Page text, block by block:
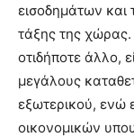
εισοδημάτων και
τάξης της χώρας.
οτιδήποτε άλλο,
μεγάλους
εξωτερικού, ενώ
οικονομικών